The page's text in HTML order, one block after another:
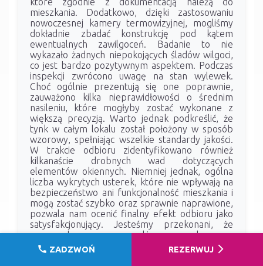
mieszkania. Dodatkowo, dzięki zastosowaniu
nowoczesnej kamery termowizyjnej, mogliśmy
dokładnie zbadać konstrukcję pod kątem
ewentualnych zawilgoceń. Badanie to nie
wykazało żadnych niepokojących śladów wilgoci,
co jest bardzo pozytywnym aspektem. Podczas
inspekcji zwrócono uwagę na stan wylewek.
Choć ogólnie prezentują się one poprawnie,
zauważono kilka nieprawidłowości o średnim
nasileniu, które mogłyby zostać wykonane z
większą precyzją. Warto jednak podkreślić, że
tynk w całym lokalu został położony w sposób
wzorowy, spełniając wszelkie standardy jakości.
W trakcie odbioru zidentyfikowano również
kilkanaście drobnych wad dotyczących
elementów okiennych. Niemniej jednak, ogólna
liczba wykrytych usterek, które nie wpływają na
bezpieczeństwo ani funkcjonalność mieszkania i
mogą zostać szybko oraz sprawnie naprawione,
pozwala nam ocenić finalny efekt odbioru jako
satysfakcjonujący. Jesteśmy przekonani, że
wprowadzone poprawki pozwolą na
komfortowe użytkowanie nowego lokum.
call ZADZWOŃ REZERWUJ arrow_forward_ios